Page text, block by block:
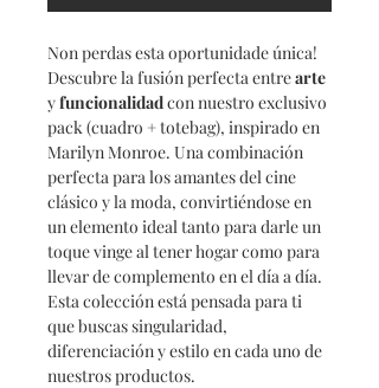
Non perdas esta oportunidade única!
Descubre la fusión perfecta entrearte
yfuncionalidadcon nuestro exclusivo
pack (cuadro + totebag), inspirado en
Marilyn Monroe. Una combinación
perfecta para los amantes del cine
clásico y la moda, convirtiéndose en
un elemento ideal tanto para darle un
toque vinge al tener hogar como para
llevar de complemento en el día a día.
Esta colección está pensada para ti
que buscas singularidad,
diferenciación y estilo en cada uno de
nuestros productos.